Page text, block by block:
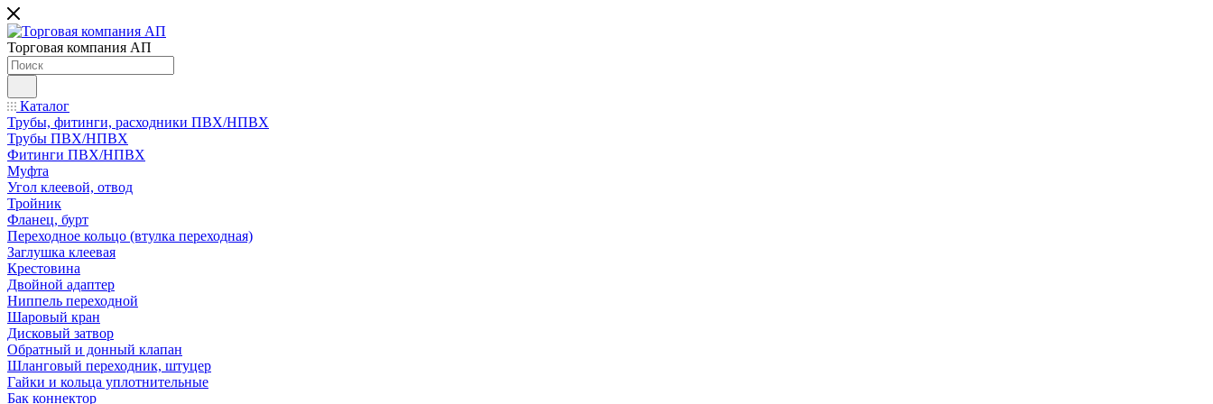
Торговая компания АП
Каталог
Трубы, фитинги, расходники ПВХ/НПВХ
Трубы ПВХ/НПВХ
Фитинги ПВХ/НПВХ
Муфта
Угол клеевой, отвод
Тройник
Фланец, бурт
Переходное кольцо (втулка переходная)
Заглушка клеевая
Крестовина
Двойной адаптер
Ниппель переходной
Шаровый кран
Дисковый затвор
Обратный и донный клапан
Шланговый переходник, штуцер
Гайки и кольца уплотнительные
Бак коннектор